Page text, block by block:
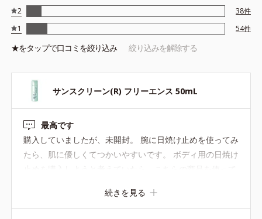
2
38件
1
54件
★をタップで口コミを絞り込み 絞り込みを解除する
サンスクリーン(R) フリーエンス 50mL
最高です
購入していましたが、未開封。 腕に日焼け止めを使ってみ
たら、肌に優しくてつかいやすいです。 ボディ用の日焼け
止めを購入しようと考えていたら、こちらの商品を使って
方は、サンプルでお試しするのがオススメ。
続きを見る